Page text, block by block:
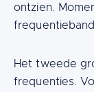
ontzien.
Het tweede
frequenties.